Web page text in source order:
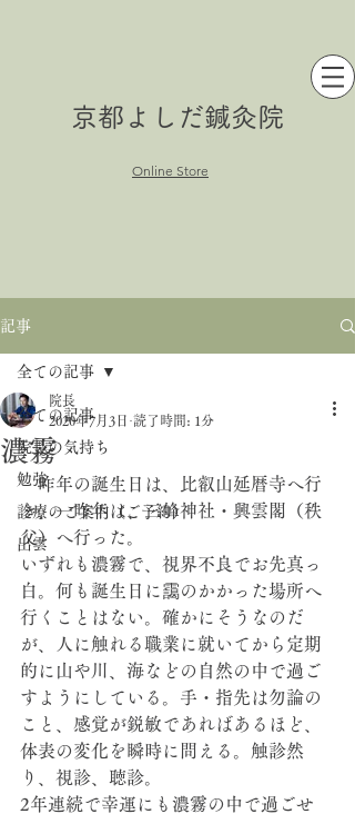
京都よしだ鍼灸院
Online Store
記事
全ての記事
院長の気持ち
勉強
診療のご案内（ご予約）
出雲
全ての記事
濃霧
院長
2020年7月3日 読了時間: 1分
昨年の誕生日は、比叡山延暦寺へ行
き、一昨年は、三峰神社・興雲閣（秩
父）へ行った。
いずれも濃霧で、視界不良でお先真っ
白。何も誕生日に靄のかかった場所へ
行くことはない。確かにそうなのだ
が、人に触れる職業に就いてから定期
的に山や川、海などの自然の中で過ご
すようにしている。手・指先は勿論の
こと、感覚が鋭敏であればあるほど、
体表の変化を瞬時に問える。触診然
り、視診、聴診。
2年連続で幸運にも濃霧の中で過ごせ